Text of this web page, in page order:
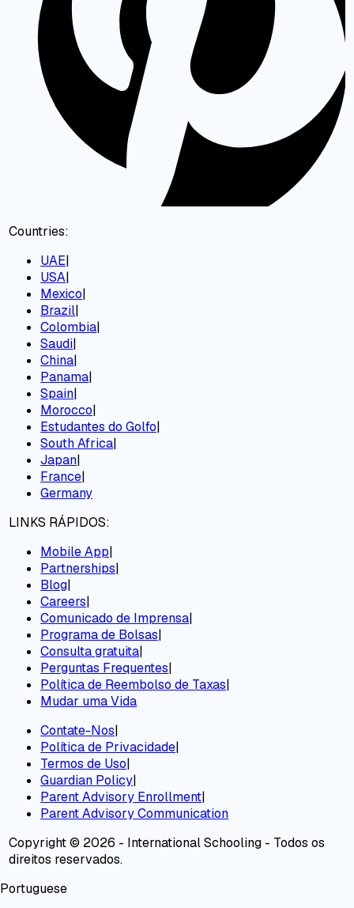
Countries:
UAE|
USA|
Mexico|
Brazil|
Colombia|
Saudi|
China|
Panama|
Spain|
Morocco|
Estudantes do Golfo|
South Africa|
Japan|
France|
Germany
LINKS RÁPIDOS:
Mobile App|
Partnerships|
Blog|
Careers|
Comunicado de Imprensa|
Programa de Bolsas|
Consulta gratuita|
Perguntas Frequentes|
Política de Reembolso de Taxas|
Mudar uma Vida
Contate-Nos|
Política de Privacidade|
Termos de Uso|
Guardian Policy|
Parent Advisory Enrollment|
Parent Advisory Communication
Copyright © 2026 - International Schooling - Todos os
direitos reservados.
Portuguese